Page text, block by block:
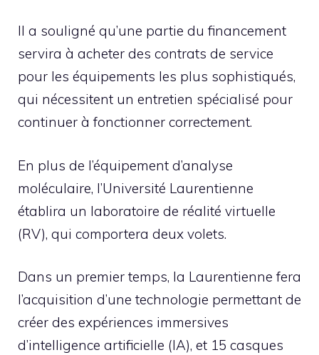
Il a souligné qu’une partie du financement
servira à acheter des contrats de service
pour les équipements les plus sophistiqués,
qui nécessitent un entretien spécialisé pour
continuer à fonctionner correctement.
En plus de l’équipement d’analyse
moléculaire, l’Université Laurentienne
établira un laboratoire de réalité virtuelle
(RV), qui comportera deux volets.
Dans un premier temps, la Laurentienne fera
l’acquisition d’une technologie permettant de
créer des expériences immersives
d’intelligence artificielle (IA), et 15 casques